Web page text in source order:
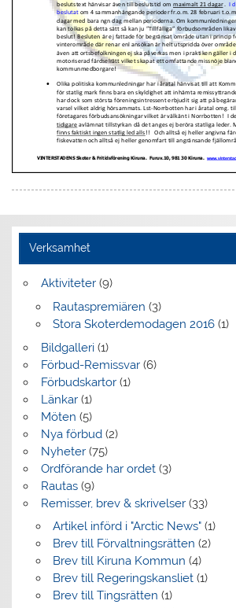
Verksamhet
Aktiviteter(9)
Rautaspremiären (3)
Stora Skoterdemodagen 2016(1)
Bildgalleri(1)
Förbud-Remissvar(6)
Förbudskartor(1)
Länkar(1)
Möten (5)
Nya förbud(2)
Nyheter(75)
Ordförande har ordet(3)
Rautas(9)
Remisser, brev & skrivelser(33)
Artikel införd i "Arctic News"(1)
Brev till Förvaltningsrätten (2)
Brev till Kiruna Kommun (4)
Brev till Regeringskansliet(1)
Brev till Tingsrätten (1)